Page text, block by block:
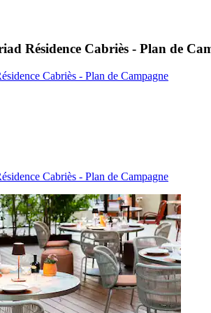
Résidence Cabriès - Plan de
Cabriès - Plan de Campagne
Cabriès - Plan de Campagne